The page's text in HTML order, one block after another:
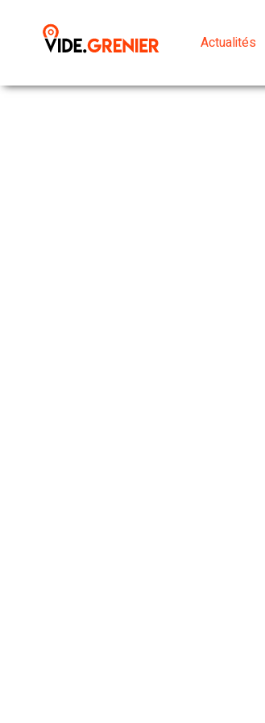
Actualités